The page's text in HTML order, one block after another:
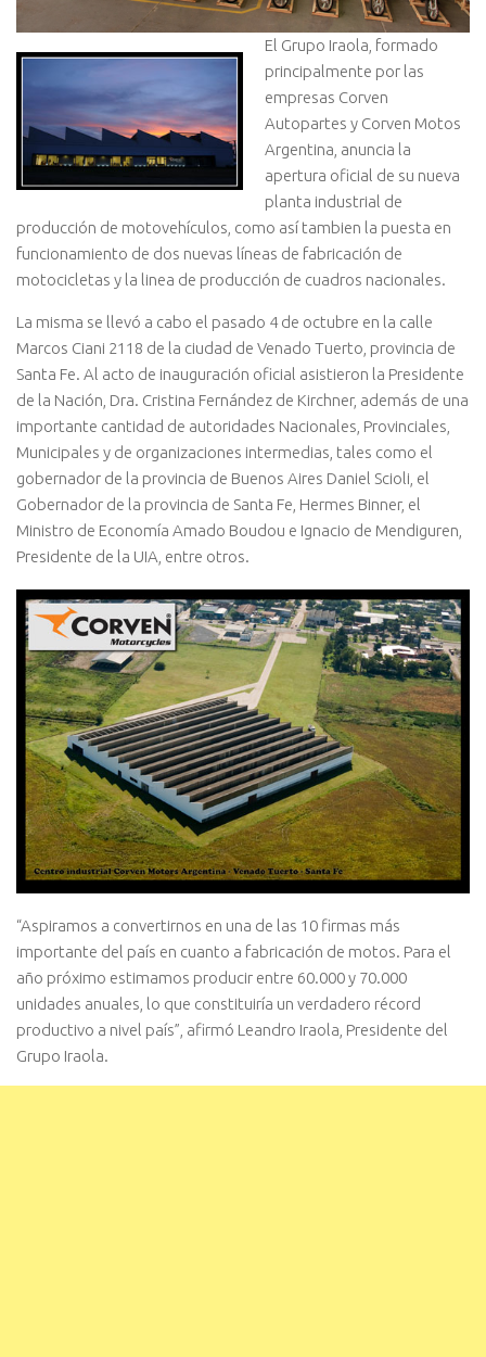
El Grupo Iraola, formado
principalmente por las
empresas Corven
Autopartes y Corven Motos
Argentina, anuncia la
apertura oficial de su nueva
planta industrial de
producción de motovehículos, como así tambien la puesta en
funcionamiento de dos nuevas líneas de fabricación de
motocicletas y la linea de producción de cuadros nacionales.
La misma se llevó a cabo el pasado 4 de octubre en la calle
Marcos Ciani 2118 de la ciudad de Venado Tuerto, provincia de
Santa Fe. Al acto de inauguración oficial asistieron la Presidente
de la Nación, Dra. Cristina Fernández de Kirchner, además de una
importante cantidad de autoridades Nacionales, Provinciales,
Municipales y de organizaciones intermedias, tales como el
gobernador de la provincia de Buenos Aires Daniel Scioli, el
Gobernador de la provincia de Santa Fe, Hermes Binner, el
Ministro de Economía Amado Boudou e Ignacio de Mendiguren,
Presidente de la UIA, entre otros.
“Aspiramos a convertirnos en una de las 10 firmas más
importante del país en cuanto a fabricación de motos. Para el
año próximo estimamos producir entre 60.000 y 70.000
unidades anuales, lo que constituiría un verdadero récord
productivo a nivel país”, afirmó Leandro Iraola, Presidente del
Grupo Iraola.